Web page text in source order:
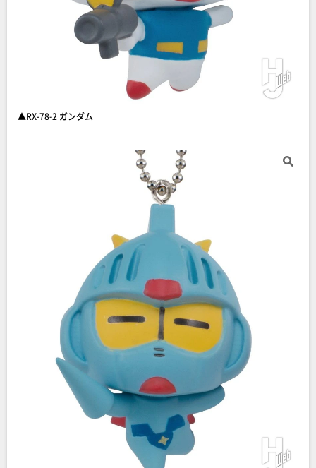
▲RX-78-2 ガンダム